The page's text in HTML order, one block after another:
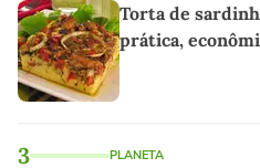
Torta de
prática,
3 PLANETA